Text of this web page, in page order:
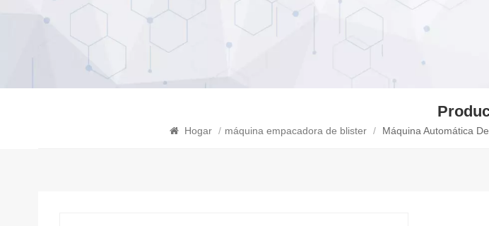
Hogar / máquina empacadora de blister / Máquina Automática